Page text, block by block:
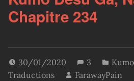
Chapitre 234
30/01/2020 3
Traductions
FarawayPain